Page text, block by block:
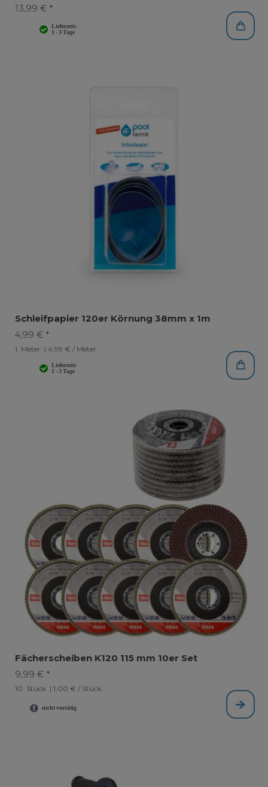
13,99 € *
Schleifpapier 120er Körnung 38mm x 1m
4,99 € *
1 Meter | 4,99 € / Meter
Fächerscheiben K120 115 mm 10er Set
9,99 € *
10 Stück | 1,00 € / Stück